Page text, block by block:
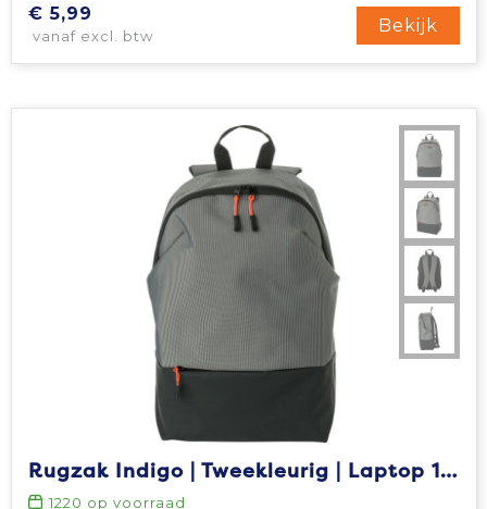
€ 5,99
vanaf excl. btw
Bekijk
Rugzak Indigo | Tweekleurig | Laptop 15" | 18 l
1220 op voorraad